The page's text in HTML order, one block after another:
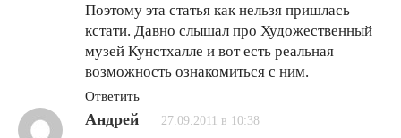
Поэтому эта статья как нельзя пришлась
кстати. Давно слышал про Художественный
музей Кунстхалле и вот есть реальная
возможность ознакомиться с ним.
Ответить
Андрей 27.09.2011 в 10:38